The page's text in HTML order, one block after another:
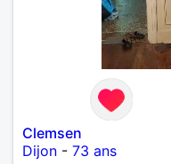
Clemsen
Dijon - 73 ans